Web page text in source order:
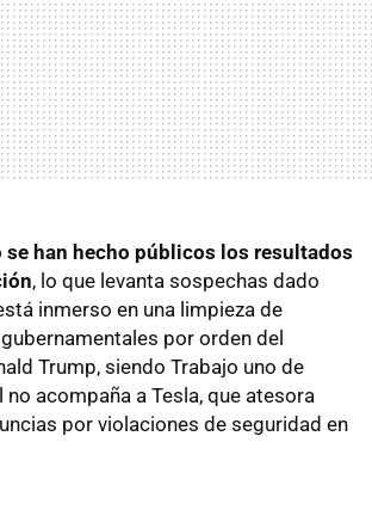
se han hecho públicos los resultados
, lo que levanta sospechas dado
inmerso en una limpieza de
por orden del
Trump, siendo Trabajo uno de
acompaña a Tesla, que atesora
por violaciones de seguridad en